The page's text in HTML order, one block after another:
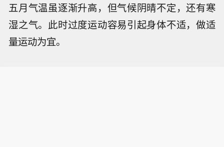
五月气温虽逐渐升高，但气候阴晴不定，还有寒
湿之气。此时过度运动容易引起身体不适，做适
量运动为宜。